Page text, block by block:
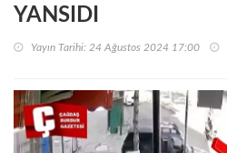
YANSIDI
Yayın Tarihi: 24 Ağustos 2024 17:00